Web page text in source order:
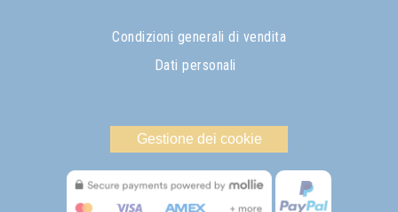
Condizioni generali di vendita
Dati personali
Gestione dei cookie